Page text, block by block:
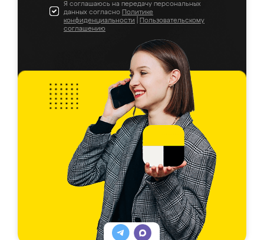
Я соглашаюсь на передачу персональных
данных согласно Политике
конфиденциальности
Пользовательскому
соглашению